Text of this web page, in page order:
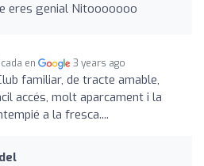
eres genial Nitooooooo
en 3 years ago
familiar, de tracte amable,
accés, molt aparcament i la
a la fresca....